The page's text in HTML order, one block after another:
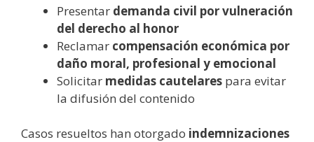
Presentar demanda civil por vulneración
del derecho al honor
Reclamar compensación económica por
daño moral, profesional y emocional
Solicitar medidas cautelares para evitar
la difusión del contenido
Casos resueltos han otorgado indemnizaciones